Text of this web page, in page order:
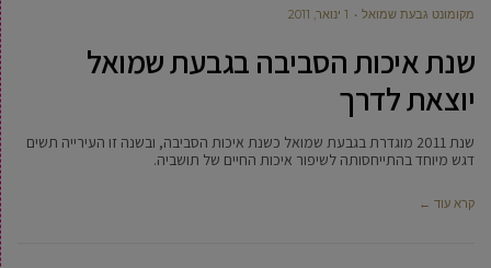
מקומונט גבעת שמואל 1 ינואר, 2011
שנת איכות הסביבה בגבעת שמואל
יוצאת לדרך
שנת 2011 מוגדרת בגבעת שמואל כשנת איכות הסביבה, ובשנה זו העירייה תשים
דגש מיוחד בהתייחסותה לשיפור איכות החיים של תושביה.
קרא עוד ←